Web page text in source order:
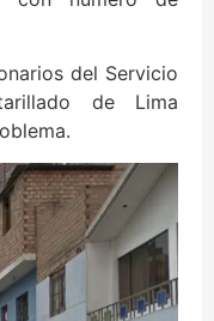
del Servicio
de Lima